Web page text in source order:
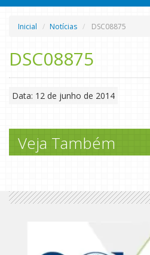
Inicial Notícias DSC08875
DSC08875
Data: 12 de junho de 2014
Veja Também